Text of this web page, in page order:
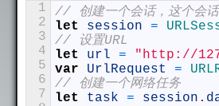
1
2
3
4
5
6
7
// 创建一个会话，这个会
let
session =
// 设置URL
let
url =
"http://
var
UrlRequest =
// 创建一个网络任务
let
task = session .